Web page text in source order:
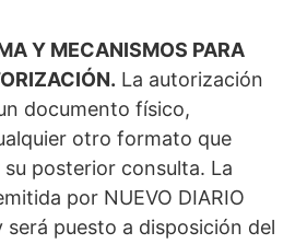
Y MECANISMOS PARA
La autorización
documento físico,
otro formato que
posterior consulta. La
por NUEVO DIARIO
será puesto a disposición del